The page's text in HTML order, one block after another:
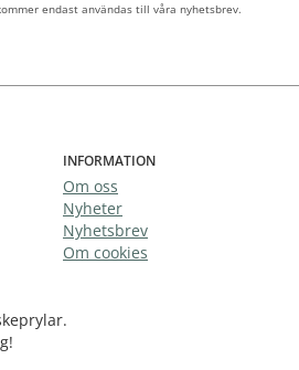
endast användas till våra nyhetsbrev.
INFORMATION
Om oss
Nyheter
Nyhetsbrev
Om cookies